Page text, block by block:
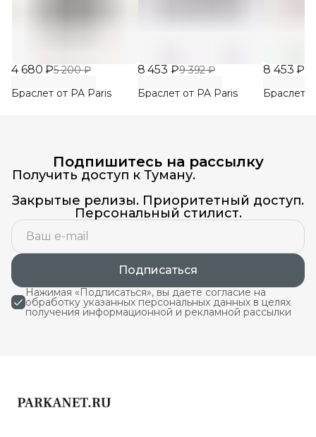
4 680 ₽5 200 ₽
Браслет от PA Paris
8 453 ₽9 392 ₽
Браслет от PA Paris
8 453 ₽
Браслет
Подпишитесь на рассылку
Получить доступ к Туману.
Закрытые релизы. Приоритетный доступ.
Персональный стилист.
Подписаться
Нажимая «Подписаться», вы даете согласие на
обработку указанных персональных данных в целях
получения информационной и рекламной рассылки